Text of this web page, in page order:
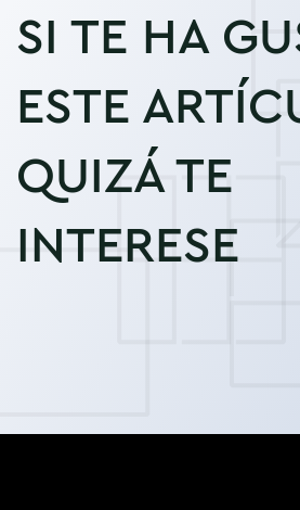
SI TE HA
ESTE
QUIZÁ TE
INTERESE